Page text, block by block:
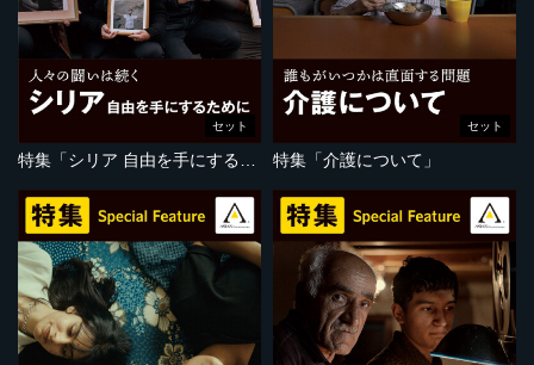
セット セット
特集「介護について」